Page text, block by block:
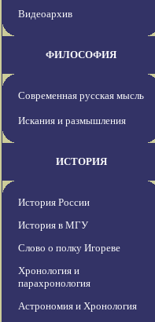
Видеоархив
ФИЛОСОФИЯ
Современная русская мысль
Искания и размышления
ИСТОРИЯ
История России
История в МГУ
Слово о полку Игореве
Хронология и
парахронология
Астрономия и Хронология